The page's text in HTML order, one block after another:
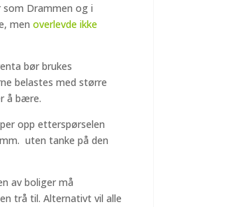
som Drammen og i
menoverlevde ikke
bør brukes
belastes med større
å bære.
opp etterspørselen
uten tanke på den
av boliger må
trå til. Alternativt vil alle